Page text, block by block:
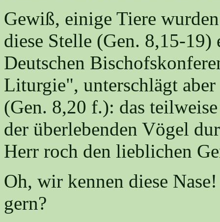
Gewiß, einige Tiere
diese Stelle (Gen. 8,15-
Deutschen
Liturgie", unterschlägt
(Gen. 8,20 f.): das
der überlebenden Vögel
Herr roch den lieblichen
Oh, wir kennen diese
gern?